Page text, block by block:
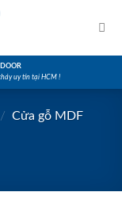
uy tín tại HCM !
/ Cửa gỗ MDF